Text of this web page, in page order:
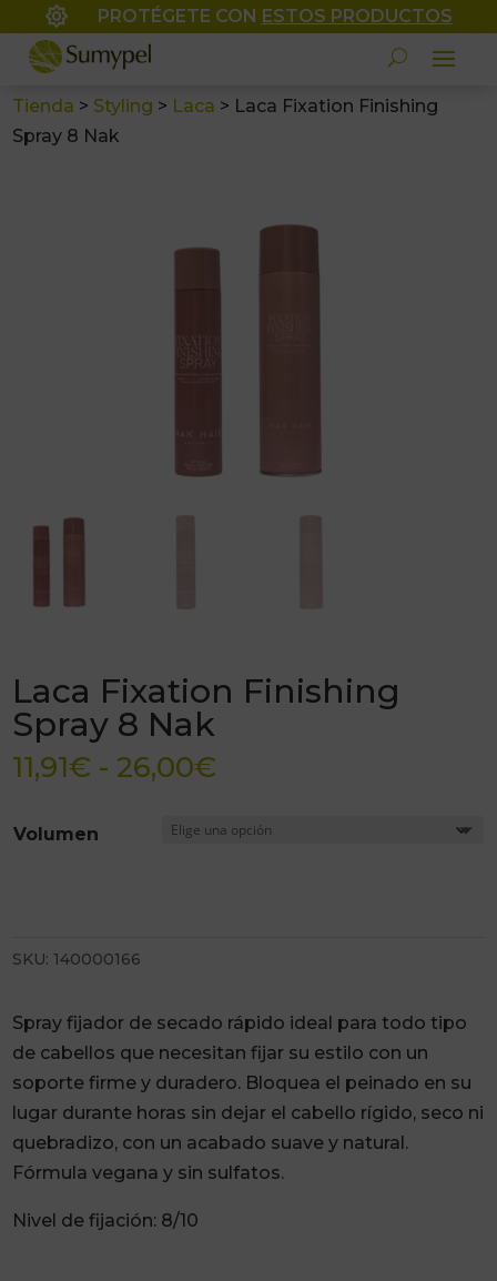
 PROTÉGETE CON ESTOS PRODUCTOS
Tienda > Styling > Laca > Laca Fixation Finishing
Spray 8 Nak
Laca Fixation Finishing
Spray 8 Nak
11,91€ - 26,00€
precios:
Volumen
SKU: 140000166
Spray fijador de secado rápido ideal para todo tipo
de cabellos que necesitan fijar su estilo con un
soporte firme y duradero. Bloquea el peinado en su
lugar durante horas sin dejar el cabello rígido, seco ni
quebradizo, con un acabado suave y natural.
Fórmula vegana y sin sulfatos.
Nivel de fijación: 8/10